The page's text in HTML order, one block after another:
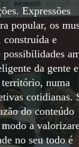
Expressões
popular, os
construída e
da gente
território, numa
cotidianas.
do conteúdo
a
no seu todo é